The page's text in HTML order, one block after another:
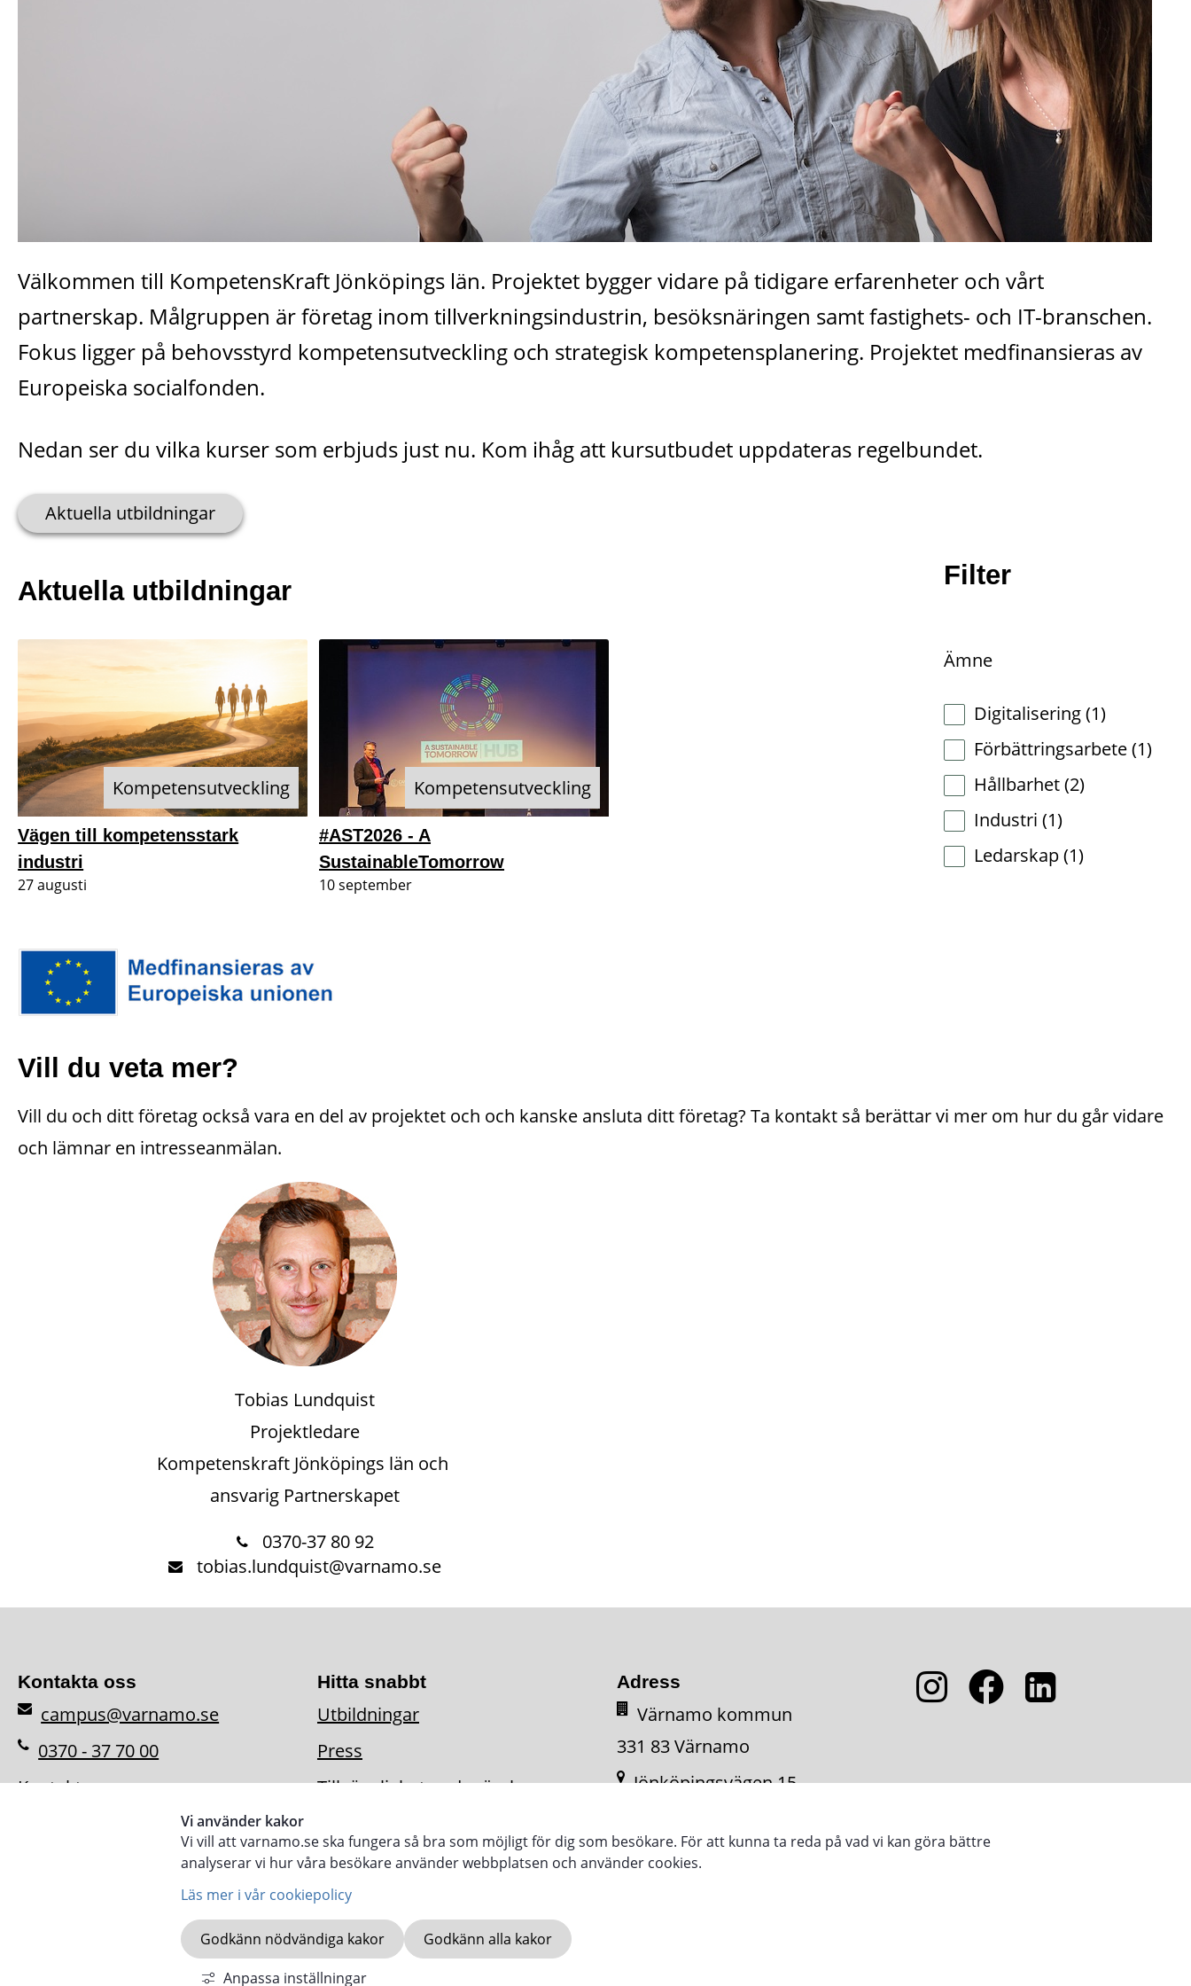
Vi använder kakor
Vi vill att varnamo.se ska fungera så bra som möjligt för dig som besökare. För att kunna ta reda på vad vi kan göra bättre
analyserar vi hur våra besökare använder webbplatsen och använder cookies.
Läs mer i vår cookiepolicy
Godkänn nödvändiga kakor
Godkänn alla kakor
Anpassa inställningar
Välkommen till KompetensKraft Jönköpings län. Projektet bygger vidare på tidigare erfarenheter och vårt
partnerskap. Målgruppen är företag inom tillverkningsindustrin, besöksnäringen samt fastighets- och IT-branschen.
Fokus ligger på behovsstyrd kompetensutveckling och strategisk kompetensplanering. Projektet medfinansieras av
Europeiska socialfonden.
Nedan ser du vilka kurser som erbjuds just nu. Kom ihåg att kursutbudet uppdateras regelbundet.
Aktuella utbildningar
Aktuella utbildningar
Filter
Ämne
DigitaliseringAntal
träffar:
(1)
FörbättringsarbeteAntal
(1)
HållbarhetAntal
(2)
Industri Antal
träffar:
(1)
LedarskapAntal
(1)
Kompetensutveckling
Vägen till kompetensstark
industri
27augusti
Kompetensutveckling
#AST2026 - A
SustainableTomorrow
10september
Vill du veta mer?
Vill du och ditt företag också vara en del av projektet och och kanske ansluta ditt företag? Ta kontakt så berättar vi mer om hur du går vidare
och lämnar en intresseanmälan.
Tobias Lundquist
Projektledare
Kompetenskraft Jönköpings län och
ansvarig Partnerskapet
0370-37 80 92
tobias.lundquist@varnamo.se
Kontakta oss
campus@varnamo.se
0370 - 37 70 00
Kontaktpersoner
Hitta snabbt
Utbildningar
Press
Tillgänglighetsredogörelse
Adress
Värnamo kommun
331 83 Värnamo
Jönköpingsvägen 15
KOMMUN.VARNAMO.SE